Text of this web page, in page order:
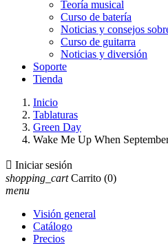
Teoría musical
Curso de batería
Noticias y consejos
Curso de guitarra
Noticias y diversión
Soporte
Tienda
Inicio
Tablaturas
Green Day
Wake Me Up When
 Iniciar sesión
shopping_cart Carrito (0)
menu
Visión general
Catálogo
Precios